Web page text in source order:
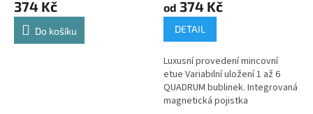
374 Kč
Do košíku
od 374 Kč
DETAIL
Luxusní provedení mincovní
etue Variabilní uložení 1 až 6
QUADRUM bublinek. Integrovaná
magnetická pojistka